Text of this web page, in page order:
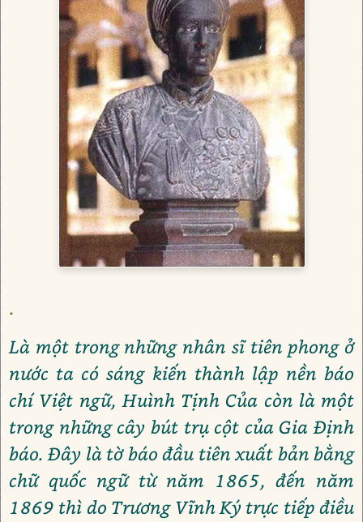
.
Là một trong những nhân sĩ tiên phong ở
nước ta có sáng kiến thành lập nền báo
chí Việt ngữ, Huình Tịnh Của còn là một
trong những cây bút trụ cột của Gia Định
báo. Đây là tờ báo đầu tiên xuất bản bằng
chữ quốc ngữ từ năm 1865, đến năm
1869 thì do Trương Vĩnh Ký trực tiếp điều